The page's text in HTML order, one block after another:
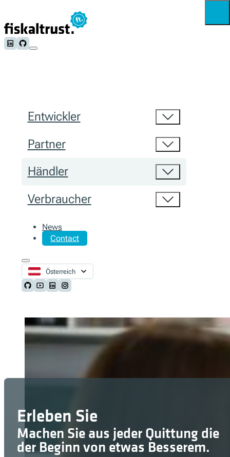
Follow us on LinkedIn
Follow us on Github
Entwickler
Partner
Händler
Verbraucher
News
Contact
Österreich
Follow us on Github
Follow us on Youtube
Follow us on LinkedIn
Follow us on Instagram
Erleben Sie
Machen Sie aus jeder Quittung die
der Beginn von etwas Besserem.